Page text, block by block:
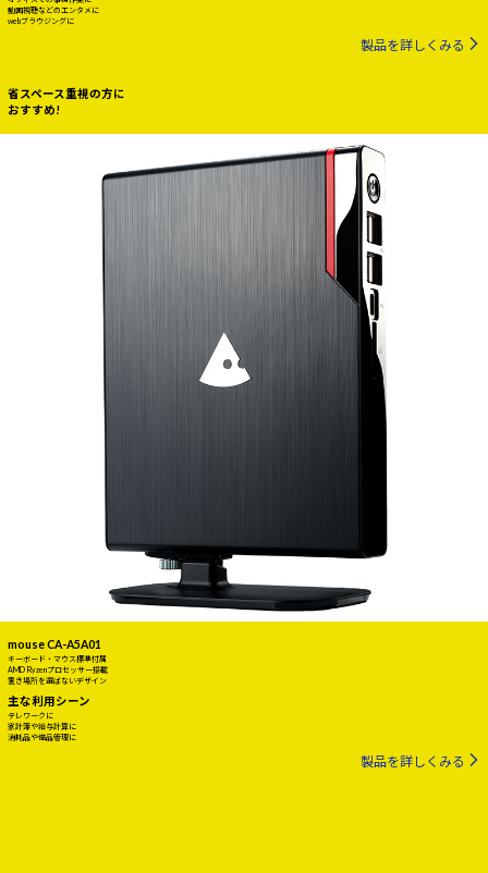
動画視聴などのエンタメに
webブラウジングに
製品を詳しくみる
省スペース重視の方に
おすすめ!
mouse CA-A5A01
キーボード・マウス標準付属
AMD Ryzenプロセッサー搭載
置き場所を選ばないデザイン
主な利用シーン
テレワークに
家計簿や給与計算に
消耗品や備品管理に
製品を詳しくみる